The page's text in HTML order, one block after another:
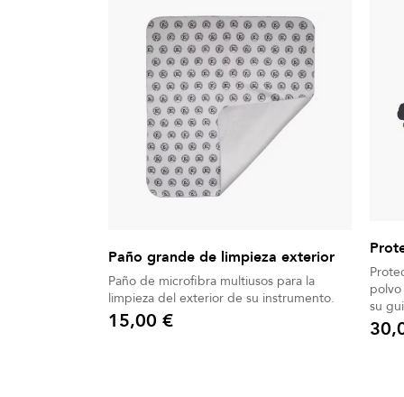
Paño grande de limpieza exterior
Paño de microfibra multiusos para la
limpieza del exterior de su instrumento.
Precio
15,00 €
su guitarra. La
Precio